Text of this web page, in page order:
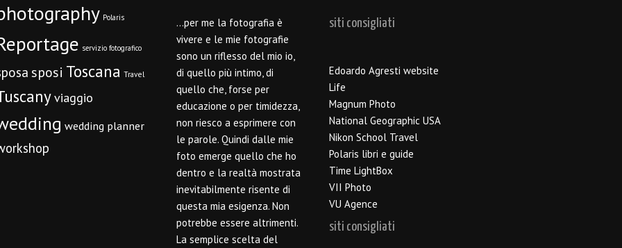
Polaris
servizio fotografico
sposi Toscana Travel
viaggio
wedding planner
…per me la fotografia è
vivere e le mie fotografie
sono un riflesso del mio io,
di quello più intimo, di
quello che, forse per
educazione o per timidezza,
non riesco a esprimere con
le parole. Quindi dalle mie
foto emerge quello che ho
dentro e la realtà mostrata
inevitabilmente risente di
questa mia esigenza. Non
potrebbe essere altrimenti.
La semplice scelta del
siti consigliati
Edoardo Agresti website
Life
Magnum Photo
National Geographic USA
Nikon School Travel
Polaris libri e guide
Time LightBox
VII Photo
VU Agence
siti consigliati